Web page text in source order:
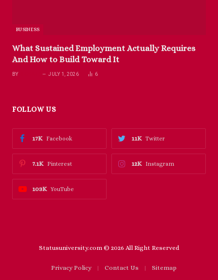
BUSINESS
What Sustained Employment Actually Requires
And How to Build Toward It
BY JULY 1, 2026 6
FOLLOW US
Facebook
17K Twitter
11K
Pinterest
7.1K Instagram
12K
YouTube
103K
Statusuniversity.com © 2026 All Right Reserved
Privacy Policy Contact Us Sitemap